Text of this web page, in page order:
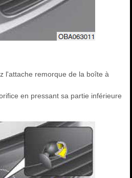
l'attache remorque de la boîte à
en pressant sa partie inférieure